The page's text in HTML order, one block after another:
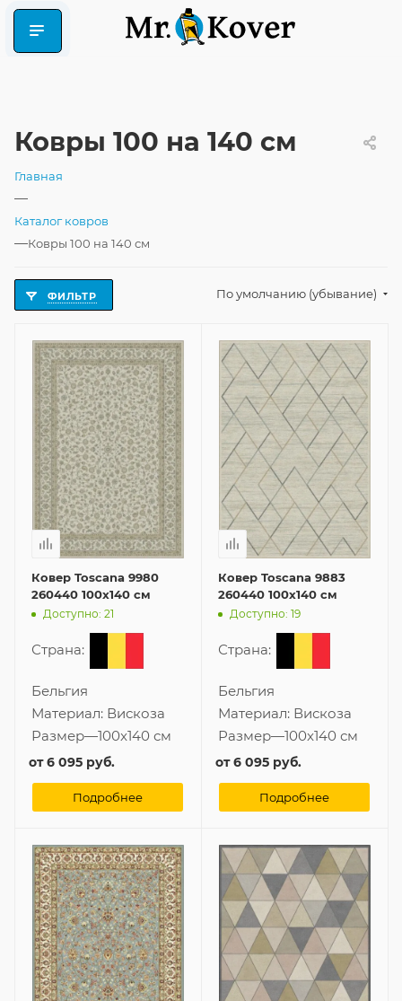
Ковры 100 на 140 см
Главная
—
Каталог ковров
—Ковры 100 на 140 см
ФИЛЬТР По умолчанию (убывание)
Ковер Toscana 9980
260440 100x140 см
Доступно: 21
Страна:
Бельгия
Материал: Вискоза
Размер—100x140 см
от6 095 руб.
Подробнее
Ковер Toscana 9883
260440 100x140 см
Доступно: 19
Страна:
Бельгия
Материал: Вискоза
Размер—100x140 см
от6 095 руб.
Подробнее